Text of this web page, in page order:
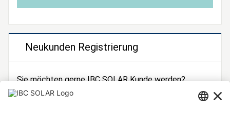
Neukunden Registrierung
Sie möchten gerne IBC SOLAR Kunde werden?
Dann registrieren Sie sich jetzt!